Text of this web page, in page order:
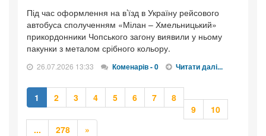
Під час оформлення на в’їзд в Україну рейсового
автобуса сполученням «Мілан – Хмельницький»
прикордонники Чопського загону виявили у ньому
пакунки з металом срібного кольору.
26.07.2026 13:33 Коменарів - 0 Читати далі...
1 2 3 4 5 6 7
8
9
10
... Попередня
278 »